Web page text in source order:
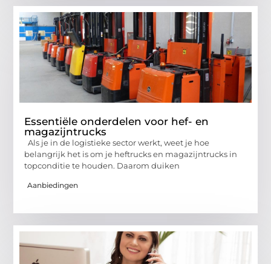
Essentiële onderdelen voor hef- en
magazijntrucks
Als je in de logistieke sector werkt, weet je hoe
belangrijk het is om je heftrucks en magazijntrucks in
topconditie te houden. Daarom duiken
Aanbiedingen